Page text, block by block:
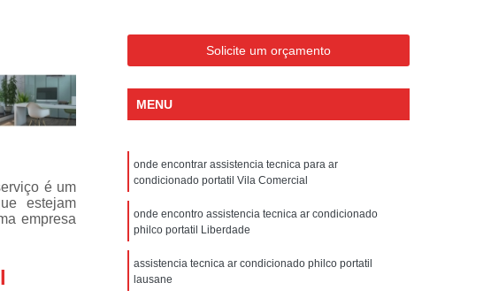
Tecnica de Ar Condicionado Portatil Philco
Tecnica em Ar Condicionado Portatil
Condicionado Portatil
Electrolux
Assistencia Tecnica Electrolux Geladeira
Assistencia Tecnica Geladeira Electrolux
Geladeira
Electrolux Assistencia Tecnica Geladeira
Tecnica
Geladeira Assistencia Tecnica
Electrolux
Assistencia Tecnica Electrolux Refrigerador
é um
estejam
empresa
Solicite um orçamento
MENU
onde encontrar assistencia tecnica para ar
condicionado portatil Vila Comercial
onde encontro assistencia tecnica ar condicionado
philco portatil Liberdade
assistencia tecnica ar condicionado philco portatil
lausane